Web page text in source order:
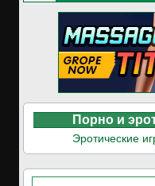
Порно и
Эротические